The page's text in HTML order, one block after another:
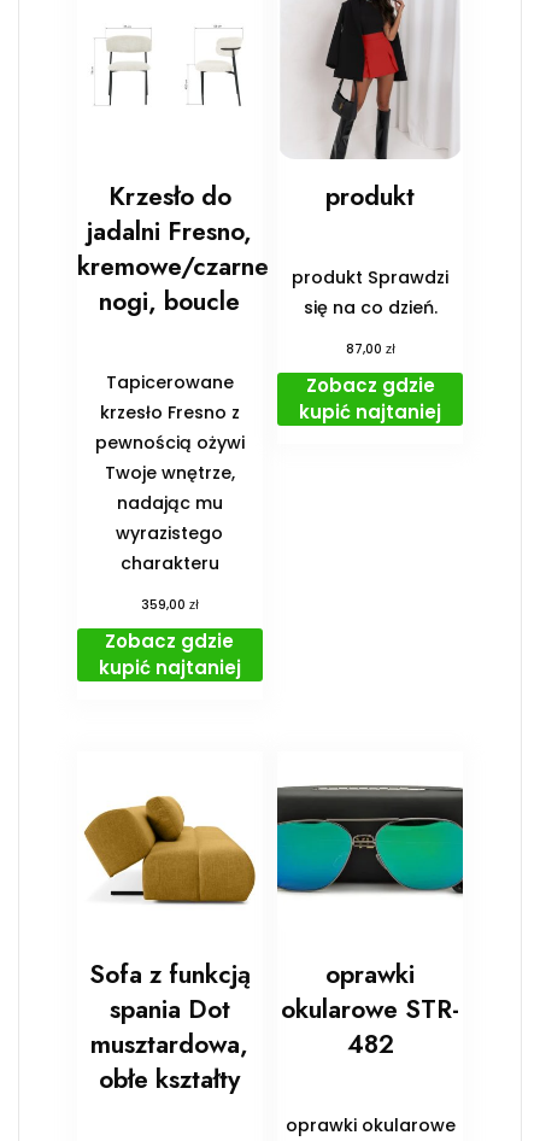
Krzesło do
jadalni Fresno,
kremowe/czarne
nogi, boucle
Tapicerowane
krzesło Fresno z
pewnością ożywi
Twoje wnętrze,
nadając mu
wyrazistego
charakteru
359,00 zł
Zobacz gdzie
kupić najtaniej
produkt
produkt Sprawdzi
się na co dzień.
87,00 zł
Zobacz gdzie
kupić najtaniej
Sofa z funkcją
spania Dot
musztardowa,
obłe kształty
oprawki
okularowe STR-
482
oprawki okularowe